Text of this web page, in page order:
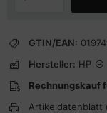
GTIN/EAN:
Hersteller: HP
Rechnungskauf
Artikeldatenblatt